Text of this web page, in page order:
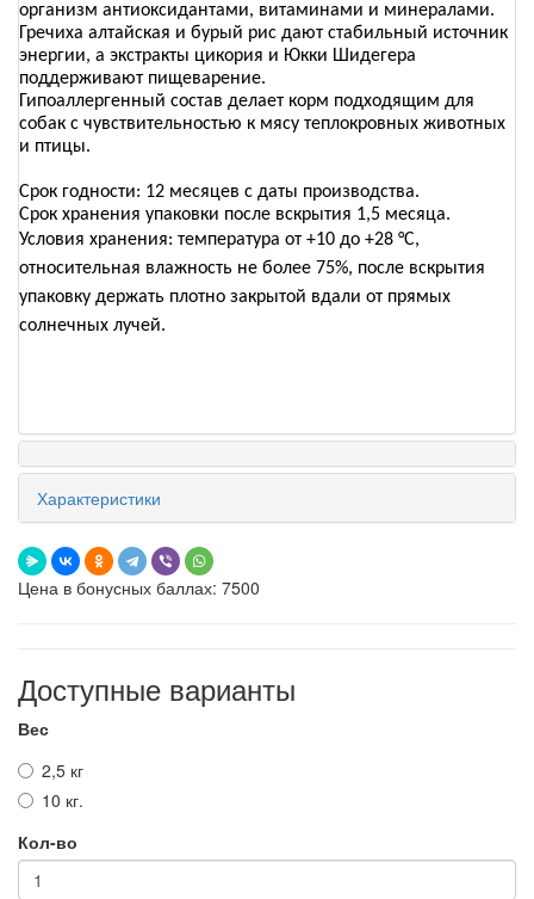
организм антиоксидантами, витаминами и минералами.
Гречиха алтайская и бурый рис дают стабильный источник
энергии, а экстракты цикория и Юкки Шидегера
поддерживают пищеварение.
Гипоаллергенный состав делает корм подходящим для
собак с чувствительностью к мясу теплокровных животных
и птицы.
Срок годности: 12 месяцев с даты производства.
Срок хранения упаковки после вскрытия 1,5 месяца.
Условия хранения: температура от +10 до +28 °C,
относительная влажность не более 75%, после вскрытия
упаковку держать плотно закрытой вдали от прямых
солнечных лучей.
Характеристики
Цена в бонусных баллах: 7500
Доступные варианты
Вес
2,5 кг
10 кг.
Кол-во